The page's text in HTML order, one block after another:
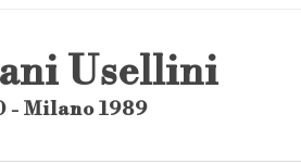
Usellini
- Milano 1989